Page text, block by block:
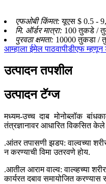
एफओबी किंमत:यूएस $ 0.5 -
मि. ऑर्डर मात्रा: 100 तुकडे /
पुरवठा क्षमता: 10000 तुकडा /
आम्हाला ईमेल पाठवापीडीएफ म्हणून
उत्पादन तपशील
उत्पादन टॅग्ज
मध्यम-उच्च दाब मोनोब्लॉक
तंत्रज्ञानावर आधारित विकसित
.आंतर तपासणी झडप: वाल्वच्या
न करण्याची विमा उतरवणे होय.
.आतील आराम वाल्व: वाल्व्हच्या
कार्यरत दबाव समायोजित करण्यास